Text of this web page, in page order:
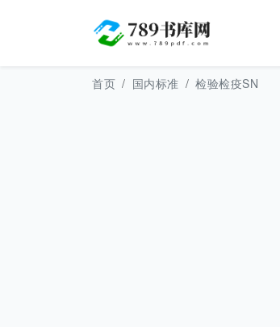
首页 国内标准 检验检疫SN